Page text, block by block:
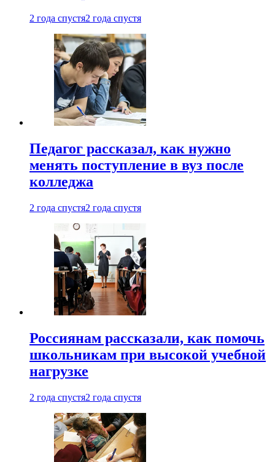
2 года спустя2 года спустя
Педагог рассказал, как нужно
менять поступление в вуз после
колледжа
2 года спустя2 года спустя
Россиянам рассказали, как помочь
школьникам при высокой учебной
нагрузке
2 года спустя2 года спустя